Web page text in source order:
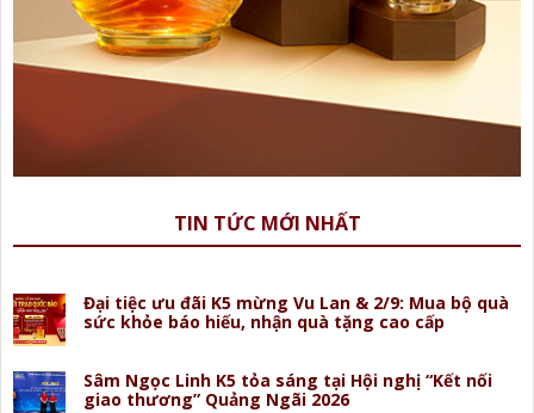
TIN TỨC MỚI NHẤT
Đại tiệc ưu đãi K5 mừng Vu Lan & 2/9: Mua bộ quà
sức khỏe báo hiếu, nhận quà tặng cao cấp
Sâm Ngọc Linh K5 tỏa sáng tại Hội nghị “Kết nối
giao thương” Quảng Ngãi 2026